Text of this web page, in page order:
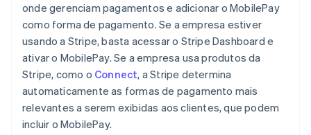
onde gerenciam pagamentos e adicionar o MobilePay
como forma de pagamento. Se a empresa estiver
usando a Stripe, basta acessar o Stripe Dashboard e
ativar o MobilePay. Se a empresa usa produtos da
Stripe, como o Connect, a Stripe determina
automaticamente as formas de pagamento mais
relevantes a serem exibidas aos clientes, que podem
incluir o MobilePay.